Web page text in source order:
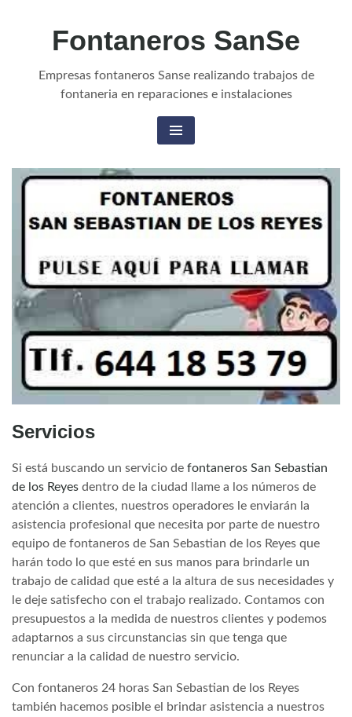
Fontaneros SanSe
Empresas fontaneros Sanse realizando trabajos de
fontaneria en reparaciones e instalaciones
Servicios
Si está buscando un servicio de fontaneros San Sebastian
de los Reyes dentro de la ciudad llame a los números de
atención a clientes, nuestros operadores le enviarán la
asistencia profesional que necesita por parte de nuestro
equipo de fontaneros de San Sebastian de los Reyes que
harán todo lo que esté en sus manos para brindarle un
trabajo de calidad que esté a la altura de sus necesidades y
le deje satisfecho con el trabajo realizado. Contamos con
presupuestos a la medida de nuestros clientes y podemos
adaptarnos a sus circunstancias sin que tenga que
renunciar a la calidad de nuestro servicio.
Con fontaneros 24 horas San Sebastian de los Reyes
también hacemos posible el brindar asistencia a nuestros